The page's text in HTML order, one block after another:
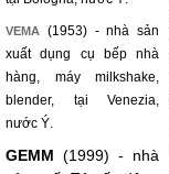
VEMA
(1953) - nhà sản
xuất dụng cụ bếp nhà
hàng, máy milkshake,
blender, tại Venezia,
nước Ý.
GEMM (1999) - nhà